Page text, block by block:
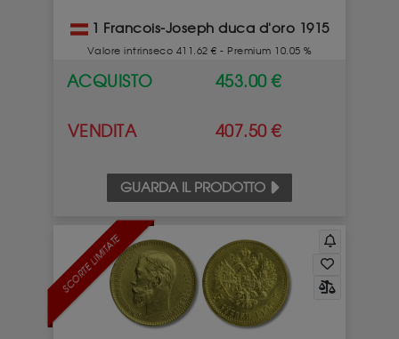
1 Francois-Joseph duca d'oro 1915
Valore intrinseco 411.62 € - Premium 10.05 %
ACQUISTO 453.00 €
VENDITA 407.50 €
GUARDA IL PRODOTTO
SCORTE LIMITATE